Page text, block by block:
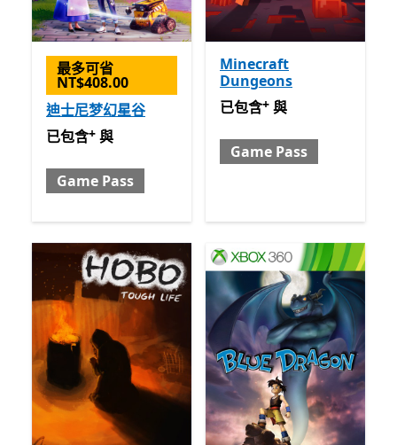
最多可省
NT$408.00
迪士尼梦幻星谷
已包含 與 Game Pass
提供應用程式內購。
已包含+ 與
Game Pass
Minecraft
Dungeons
已包含 與 Game Pass
已包含+ 與
Game Pass